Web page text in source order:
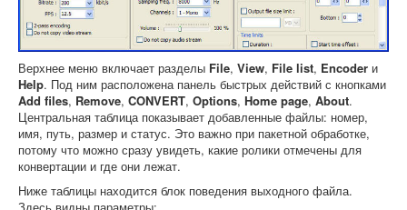
Верхнее меню включает разделы File, View, File list, Encoder и
Help. Под ним расположена панель быстрых действий с кнопками
Add files, Remove, CONVERT, Options, Home page, About.
Центральная таблица показывает добавленные файлы: номер,
имя, путь, размер и статус. Это важно при пакетной обработке,
потому что можно сразу увидеть, какие ролики отмечены для
конвертации и где они лежат.
Ниже таблицы находится блок поведения выходного файла.